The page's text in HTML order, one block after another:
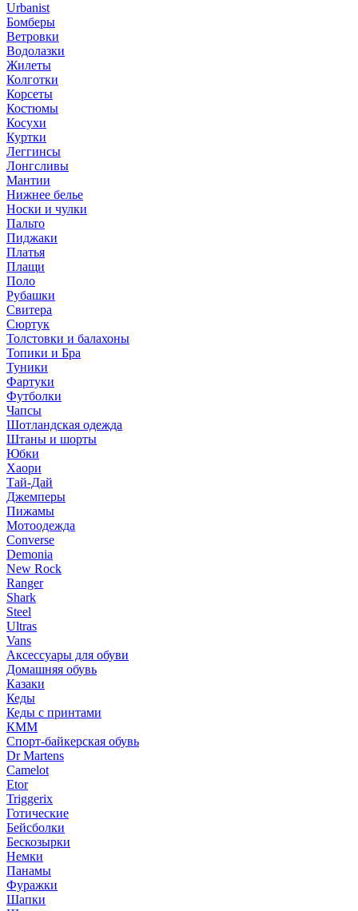
Urbanist
Бомберы
Ветровки
Водолазки
Жилеты
Колготки
Корсеты
Костюмы
Косухи
Куртки
Леггинсы
Лонгсливы
Мантии
Нижнее белье
Носки и чулки
Пальто
Пиджаки
Платья
Плащи
Поло
Рубашки
Свитера
Сюртук
Толстовки и балахоны
Топики и Бра
Туники
Фартуки
Футболки
Чапсы
Шотландская одежда
Штаны и шорты
Юбки
Хаори
Тай-Дай
Джемперы
Пижамы
Мотоодежда
Converse
Demonia
New Rock
Ranger
Shark
Steel
Ultras
Vans
Аксессуары для обуви
Домашняя обувь
Казаки
Кеды
Кеды с принтами
КММ
Спорт-байкерская обувь
Dr Martens
Camelot
Etor
Triggerix
Готические
Бейсболки
Бескозырки
Немки
Панамы
Фуражки
Шапки